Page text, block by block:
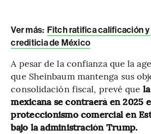
Ver más: Fitch ratifica calificación
crediticia de México
A pesar de la confianza que la
que Sheinbaum mantenga sus
consolidación fiscal, prevé que
mexicana se contraerá en 2025
proteccionismo comercial en
bajo la administración Trump.